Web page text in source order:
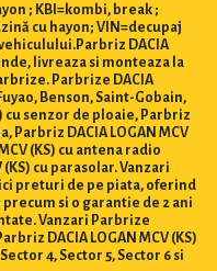
; KBI=kombi, break ;
cu hayon; VIN=decupaj
DACIA
livreaza si monteaza la
Parbrize DACIA
Benson, Saint-Gobain,
cu senzor de ploaie, Parbriz
Parbriz DACIA LOGAN MCV
(KS) cu antena radio
cu parasolar. Vanzari
preturi de pe piata, oferind
si o garantie de 2 ani
Vanzari Parbrize
DACIA LOGAN MCV (KS)
4, Sector 5, Sector 6 si